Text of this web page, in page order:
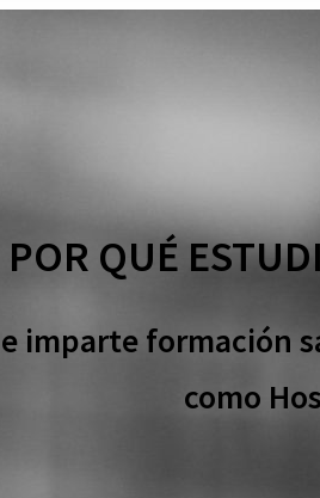
POR QUÉ
imparte formación
como